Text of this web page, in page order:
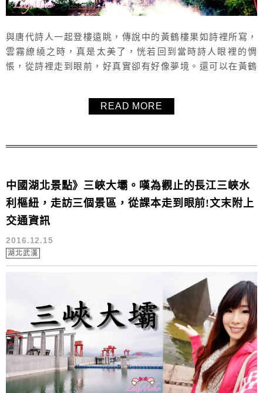
與唐代詩人一起登樓遠眺，傳說中的黃鶴樓果如詩裡所寫，
雲霧繚繞之時，真是太美了，恍若回到當時詩人眼裡的惆
悵，從詩裡走到眼前，好真實卻有好像夢境。還可以在黃鶴
READ MORE
中國湖北景點》三峽大壩。嘆為觀止的長江三峽水
利樞紐，走訪三個景區，從課本走到眼前!文末附上
交通資訊
2016.12.15
湖北武漢